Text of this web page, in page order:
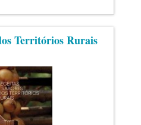
Territórios Rurais